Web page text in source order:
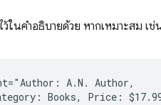
ในคำอธิบายด้วย หากเหมาะสม เช่
A.N. Author,
Books, Price: